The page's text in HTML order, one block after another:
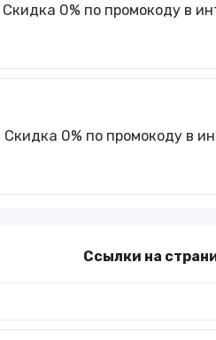
Скидка 0% по промокоду в
Скидка 0% по промокоду в
Ссылки на